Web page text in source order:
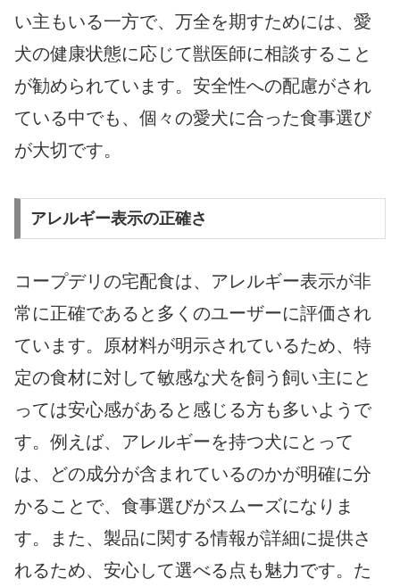
い主もいる一方で、万全を期すためには、愛
犬の健康状態に応じて獣医師に相談すること
が勧められています。安全性への配慮がされ
ている中でも、個々の愛犬に合った食事選び
が大切です。
アレルギー表示の正確さ
コープデリの宅配食は、アレルギー表示が非
常に正確であると多くのユーザーに評価され
ています。原材料が明示されているため、特
定の食材に対して敏感な犬を飼う飼い主にと
っては安心感があると感じる方も多いようで
す。例えば、アレルギーを持つ犬にとって
は、どの成分が含まれているのかが明確に分
かることで、食事選びがスムーズになりま
す。また、製品に関する情報が詳細に提供さ
れるため、安心して選べる点も魅力です。た